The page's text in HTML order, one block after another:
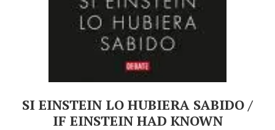
SI EINSTEIN LO HUBIERA SABIDO /
IF EINSTEIN HAD KNOWN